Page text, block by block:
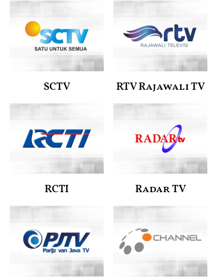
SCTV RTV Rajawali TV
RCTI Radar TV